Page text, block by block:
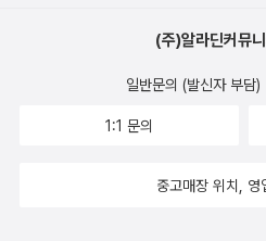
(주)알라딘커뮤
일반문의 (발신자 부담)
1:1 문의
중고매장 위치, 영